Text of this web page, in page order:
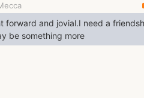
need a friendship
be something more